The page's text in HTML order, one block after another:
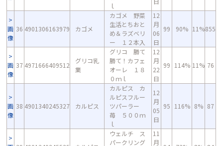
ｌ
画
像
36 4901306163979 カゴメ
カゴメ 野菜
生活とちおと
め＆ラズベリ
ー １２本入
12
月
06
日
99 90% 11%855
画
像
37 4971666409512
グリコ乳
業
グリコ 勝て
勝て！カフェ
オーレ １８
０ｍｌ
12
月
22
日
99 114% 11% 76
画
像
38 4901340245327 カルピス
カルピス カ
ルピスフルー
ツパーラー
苺 ５００ｍ
ｌ
12
月
05
日
95 116% 8% 87
ウェルチ ス
パークリング
11
月